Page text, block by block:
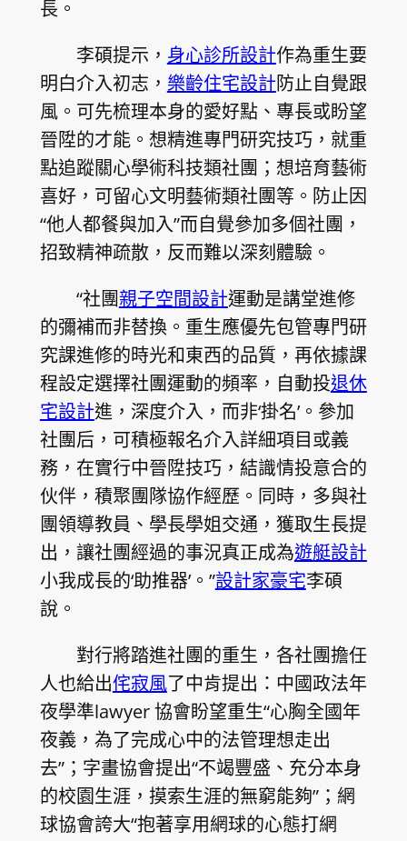
長。
李碩提示， 身心診所設計作為重生要
明白介入初志， 樂齡住宅設計防止自覺跟
風。可先梳理本身的愛好點、專長或盼望
晉陞的才能。想精進專門研究技巧，就重
點追蹤關心學術科技類社團；想培育藝術
喜好，可留心文明藝術類社團等。防止因
“他人都餐與加入”而自覺參加多個社團，
招致精神疏散，反而難以深刻體驗。
“社團親子空間設計運動是講堂進修
的彌補而非替換。重生應優先包管專門研
究課進修的時光和東西的品質，再依據課
程設定選擇社團運動的頻率，自動投退休
宅設計進，深度介入，而非‘掛名’。參加
社團后，可積極報名介入詳細項目或義
務，在實行中晉陞技巧，結識情投意合的
伙伴，積聚團隊協作經歷。同時，多與社
團領導教員、學長學姐交通，獲取生長提
出，讓社團經過的事況真正成為遊艇設計
小我成長的‘助推器’。”設計家豪宅李碩
說。
對行將踏進社團的重生，各社團擔任
人也給出侘寂風了中肯提出：中國政法年
夜學準lawyer 協會盼望重生“心胸全國年
夜義，為了完成心中的法管理想走出
去”；字畫協會提出“不竭豐盛、充分本身
的校園生涯，摸索生涯的無窮能夠”；網
球協會誇大“抱著享用網球的心態打網